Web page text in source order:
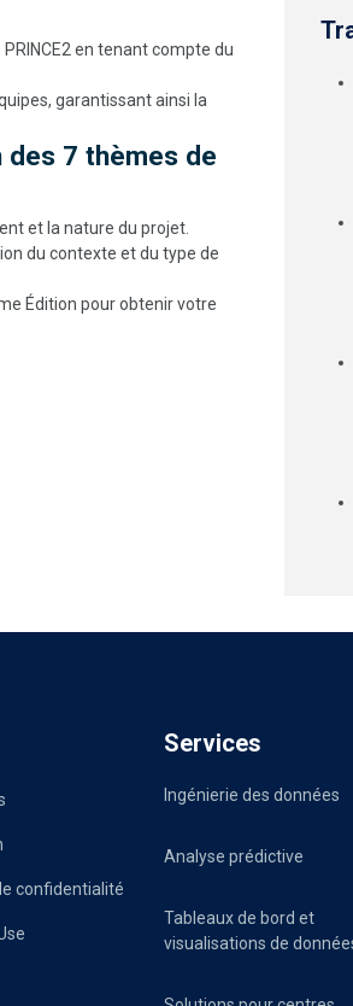
en tenant compte du
garantissant ainsi la
7 thèmes de
et la nature du projet.
du contexte et du type de
Édition pour obtenir votre
confidentialité
Services
Ingénierie des données
Analyse prédictive
Tableaux de bord et
visualisations de